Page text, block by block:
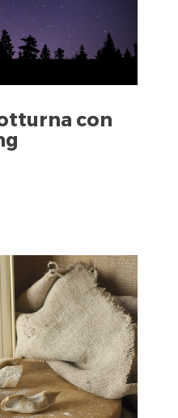
con